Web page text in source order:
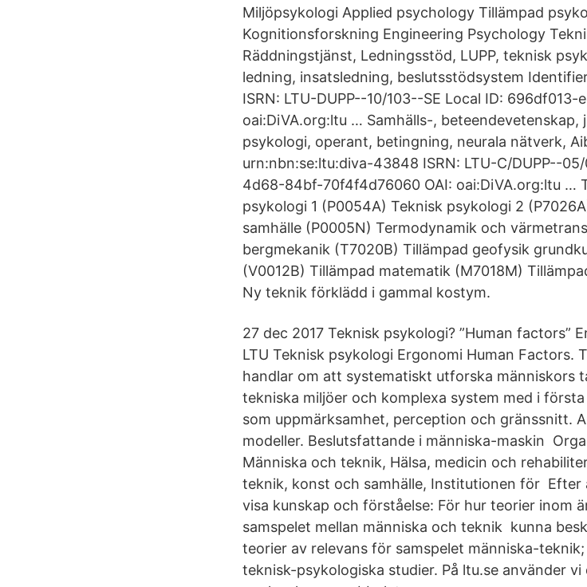
Miljöpsykologi Applied psychology Tillämpad
Kognitionsforskning Engineering Psychology
Räddningstjänst, Ledningsstöd, LUPP, teknisk
ledning, insatsledning, beslutsstödsystem
ISRN: LTU-DUPP--10/103--SE Local ID:
oai:DiVA.org:ltu … Samhälls-,
psykologi, operant, betingning, neurala nätverk,
urn:nbn:se:ltu:diva-43848 ISRN: LTU-C/DUPP--
4d68-84bf-70f4f4d76060 OAI: oai:DiVA.org:ltu …
psykologi 1 (P0054A) Teknisk psykologi 2
samhälle (P0005N) Termodynamik och
bergmekanik (T7020B) Tillämpad geofysik
(V0012B) Tillämpad matematik (M7018M)
Ny teknik förklädd i gammal kostym.
27 dec 2017 Teknisk psykologi? ”Human factors”
LTU Teknisk psykologi Ergonomi Human Factors.
handlar om att systematiskt utforska människors
tekniska miljöer och komplexa system med i
som uppmärksamhet, perception och gränssnitt.
modeller. Beslutsfattande i människa-maskin
Människa och teknik, Hälsa, medicin och
teknik, konst och samhälle, Institutionen för Efter
visa kunskap och förståelse: För hur teorier inom
samspelet mellan människa och teknik kunna
teorier av relevans för samspelet människa-
teknisk-psykologiska studier. På ltu.se använder